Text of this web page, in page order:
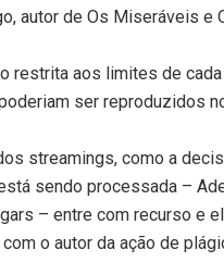
autor de Os Miseráveis e
restrita aos limites de
ser reproduzidos
streamings, como a
sendo processada –
– entre com recurso e
o autor da ação de